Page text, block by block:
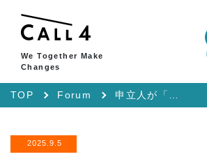
We Together Make
Changes
TOP Forum
2025.9.5